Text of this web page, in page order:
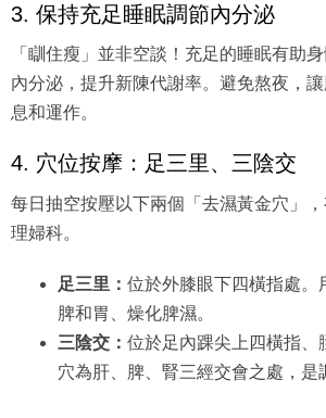
3. 保持充足睡眠調節內分泌
「瞓住瘦」並非空談！充足的睡眠有助
內分泌，提升新陳代謝率。避免熬夜，
息和運作。
4. 穴位按摩：足三里、三陰交
每日抽空按壓以下兩個「去濕黃金穴」
理婦科。
足三里： 位於外膝眼下四橫指處。
脾和胃、燥化脾濕。
三陰交： 位於足內踝尖上四橫指、
穴為肝、脾、腎三經交會之處，是